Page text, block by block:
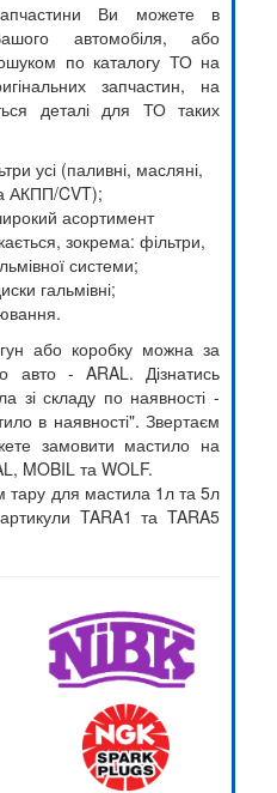
запчастини Ви можете в
автомобіля, або
по каталогу ТО на
запчастин, на
деталі для ТО таких
усі (паливні, масляні,
АКПП/CVT);
асортимент
зокрема: фільтри,
системи;
гальмівні;
або коробку можна за
авто - ARAL. Дізнатись
зі складу по наявності -
в наявності". Звертаєм
замовити мастило на
MOBIL та WOLF.
для мастила 1л та 5л
TARA1 та TARA5